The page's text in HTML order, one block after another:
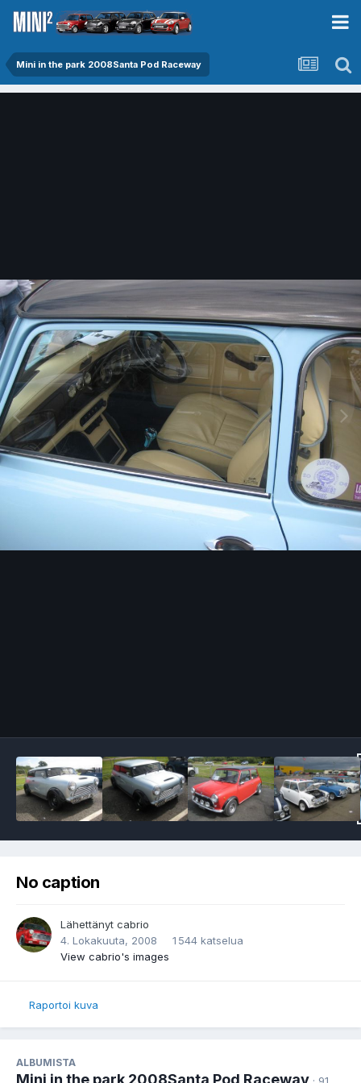
Mini in the park 2008Santa Pod Raceway
No caption
Lähettänyt cabrio
4. Lokakuuta, 2008
1 544 katselua
View cabrio's images
Raportoi kuva
ALBUMISTA
Mini in the park 2008Santa Pod Raceway